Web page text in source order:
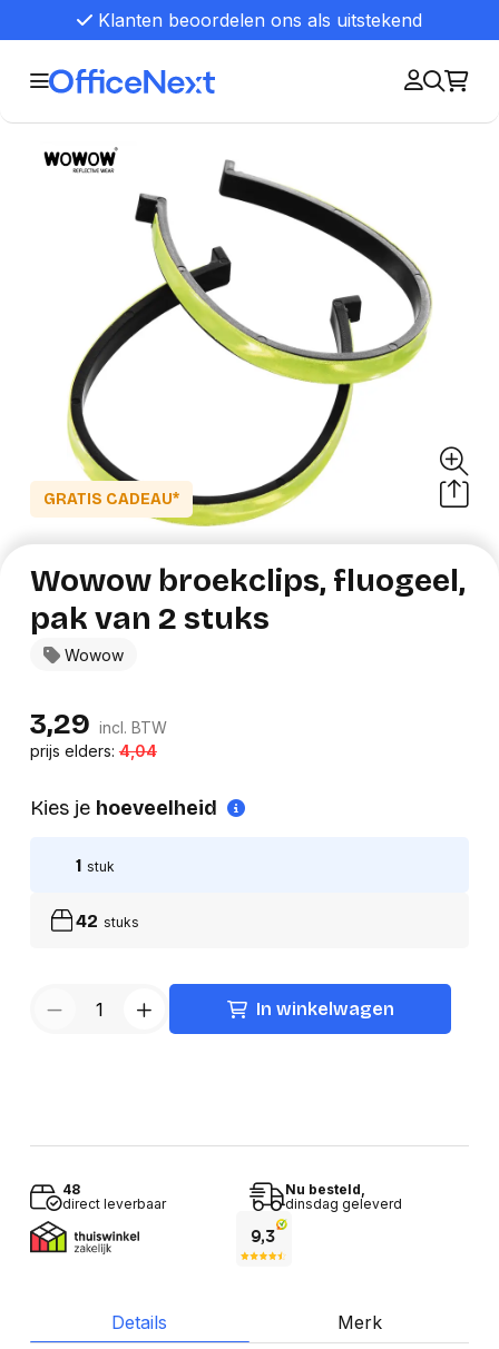
Klanten beoordelen ons als uitstekend
GRATIS CADEAU*
Wowow
Wowow broekclips, fluogeel,
pak van 2 stuks
3,29 incl. BTW
prijs elders:4,04
Kies je hoeveelheid
1 stuk
42 stuks
In winkelwagen
48
direct leverbaar
Nu besteld,
dinsdag geleverd
Details Merk